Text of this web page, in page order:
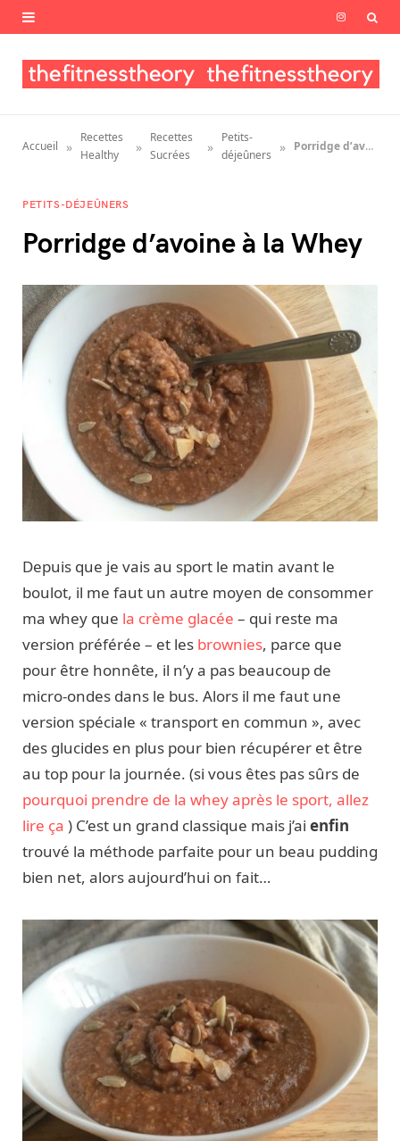
I
s
a
a
m
Accueil »
Recettes
Healthy
»
Recettes
Sucrées
»
Petits-
déjeûners
» Porridge d’avoine à la Whey
PETITS-DÉJEÛNERS
Porridge d’avoine à la Whey
Depuis que je vais au sport le matin avant le
boulot, il me faut un autre moyen de consommer
ma whey que la crème glacée – qui reste ma
version préférée – et les brownies, parce que
pour être honnête, il n’y a pas beaucoup de
micro-ondes dans le bus. Alors il me faut une
version spéciale « transport en commun », avec
des glucides en plus pour bien récupérer et être
au top pour la journée. (si vous êtes pas sûrs de
pourquoi prendre de la whey après le sport, allez
lire ça ) C’est un grand classique mais j’ai enfin
trouvé la méthode parfaite pour un beau pudding
bien net, alors aujourd’hui on fait…